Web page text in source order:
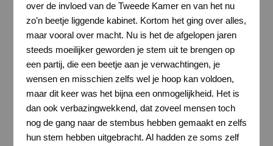
over de invloed van de Tweede Kamer en van het nu
zo’n beetje liggende kabinet. Kortom het ging over alles,
maar vooral over macht. Nu is het de afgelopen jaren
steeds moeilijker geworden je stem uit te brengen op
een partij, die een beetje aan je verwachtingen, je
wensen en misschien zelfs wel je hoop kan voldoen,
maar dit keer was het bijna een onmogelijkheid. Het is
dan ook verbazingwekkend, dat zoveel mensen toch
nog de gang naar de stembus hebben gemaakt en zelfs
hun stem hebben uitgebracht. Al hadden ze soms zelf